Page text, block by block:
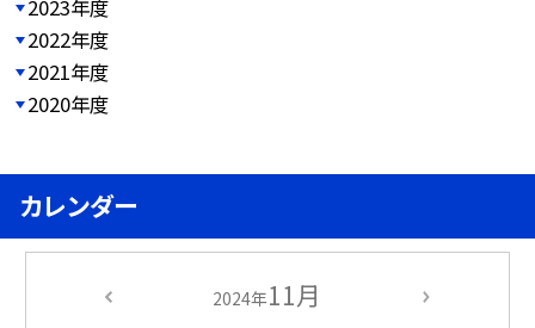
2023年度
2022年度
2021年度
2020年度
カレンダー
2024年11月